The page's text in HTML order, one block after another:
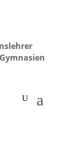
Gymnasien